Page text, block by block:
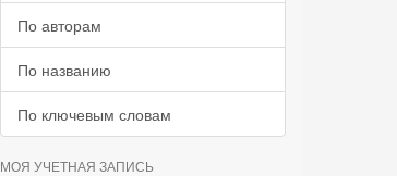
По авторам
По названию
По ключевым словам
МОЯ УЧЕТНАЯ ЗАПИСЬ